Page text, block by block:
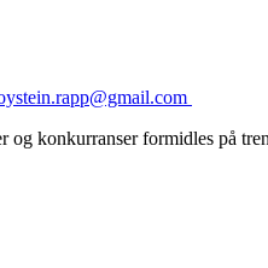
og konkurranser formidles på